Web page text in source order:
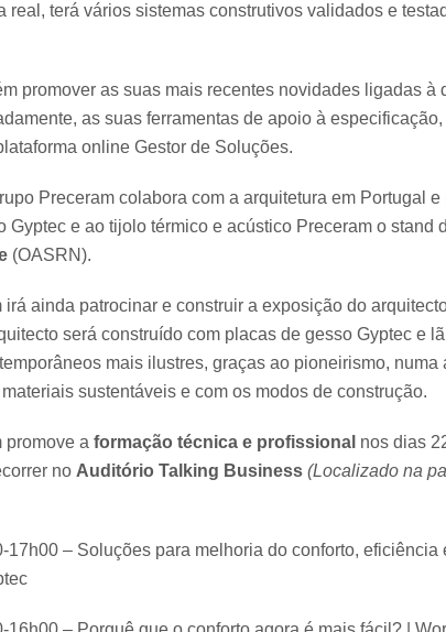
real, terá vários sistemas construtivos validados e
promover as suas mais recentes novidades ligadas à
as suas ferramentas de apoio à
online Gestor de Soluções.
Preceram colabora com a arquitetura em Portugal
Gyptec e ao tijolo térmico e acústico Preceram o stand
(OASRN).
irá ainda patrocinar e construir a exposição do
será construído com placas de gesso Gyptec e
mais ilustres, graças ao pioneirismo,
sustentáveis e com os modos de construção.
promove a formação técnica e profissional nos dias
no Auditório Talking Business (Localizado na
17h00 – Soluções para melhoria do conforto, eficiência